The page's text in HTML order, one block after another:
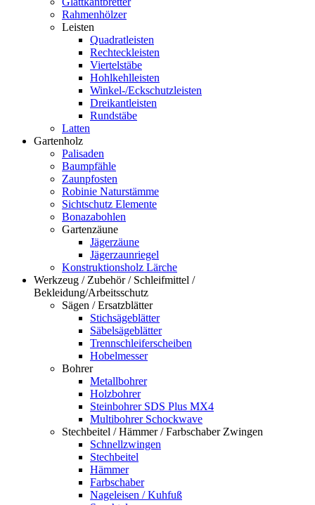
Rahmenhölzer
Leisten
Quadratleisten
Rechteckleisten
Viertelstäbe
Hohlkehlleisten
Winkel-/Eckschutzleisten
Dreikantleisten
Rundstäbe
Latten
Gartenholz
Palisaden
Baumpfähle
Zaunpfosten
Robinie Naturstämme
Sichtschutz Elemente
Bonazabohlen
Gartenzäune
Jägerzäune
Jägerzaunriegel
Konstruktionsholz Lärche
Werkzeug / Zubehör / Schleifmittel /
Bekleidung/Arbeitsschutz
Sägen / Ersatzblätter
Stichsägeblätter
Säbelsägeblätter
Trennschleiferscheiben
Hobelmesser
Bohrer
Metallbohrer
Holzbohrer
Steinbohrer SDS Plus MX4
Multibohrer Schockwave
Stechbeitel / Hämmer / Farbschaber Zwingen
Schnellzwingen
Stechbeitel
Hämmer
Farbschaber
Nageleisen / Kuhfuß